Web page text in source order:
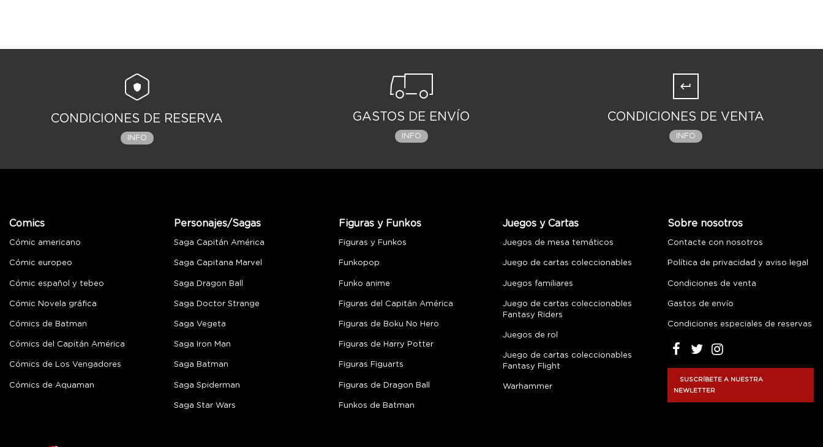
CONDICIONES DE RESERVA
INFO
GASTOS DE ENVÍO
INFO
CONDICIONES DE VENTA
INFO
Comics
Cómic americano
Cómic europeo
Cómic español y tebeo
Cómic Novela gráfica
Cómics de Batman
Cómics del Capitán América
Cómics de Los Vengadores
Cómics de Aquaman
Personajes/Sagas
Saga Capitán América
Saga Capitana Marvel
Saga Dragon Ball
Saga Doctor Strange
Saga Vegeta
Saga Iron Man
Saga Batman
Saga Spiderman
Saga Star Wars
Figuras y Funkos
Figuras y Funkos
Funkopop
Funko anime
Figuras del Capitán América
Figuras de Boku No Hero
Figuras de Harry Potter
Figuras Figuarts
Figuras de Dragon Ball
Funkos de Batman
Juegos y Cartas
Juegos de mesa temáticos
Juego de cartas coleccionables
Juegos familiares
Juego de cartas coleccionables
Fantasy Riders
Juegos de rol
Juego de cartas coleccionables
Fantasy Flight
Warhammer
Sobre nosotros
Contacte con nosotros
Política de privacidad y aviso legal
Condiciones de venta
Gastos de envío
Condiciones especiales de reservas
SUSCRÍBETE A NUESTRA
NEWLETTER